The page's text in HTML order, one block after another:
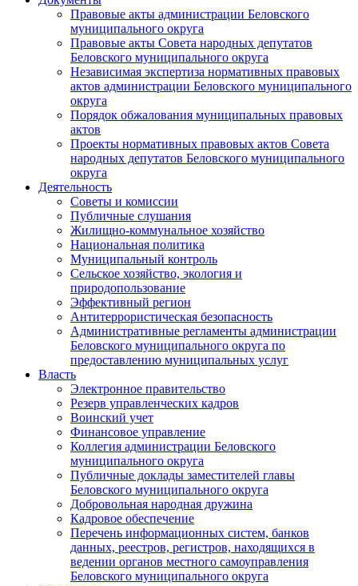
Правовые акты администрации Беловского
муниципального округа
Правовые акты Совета народных депутатов
Беловского муниципального округа
Независимая экспертиза нормативных правовых
актов администрации Беловского муниципального
округа
Порядок обжалования муниципальных правовых
актов
Проекты нормативных правовых актов Совета
народных депутатов Беловского муниципального
округа
Деятельность
Советы и комиссии
Публичные слушания
Жилищно-коммунальное хозяйство
Национальная политика
Муниципальный контроль
Сельское хозяйство, экология и
природопользование
Эффективный регион
Антитеррористическая безопасность
Административные регламенты администрации
Беловского муниципального округа по
предоставлению муниципальных услуг
Власть
Электронное правительство
Резерв управленческих кадров
Воинский учет
Финансовое управление
Коллегия администрации Беловского
муниципального округа
Публичные доклады заместителей главы
Беловского муниципального округа
Добровольная народная дружина
Кадровое обеспечение
Перечень информационных систем, банков
данных, реестров, регистров, находящихся в
ведении органов местного самоуправления
Беловского муниципального округа